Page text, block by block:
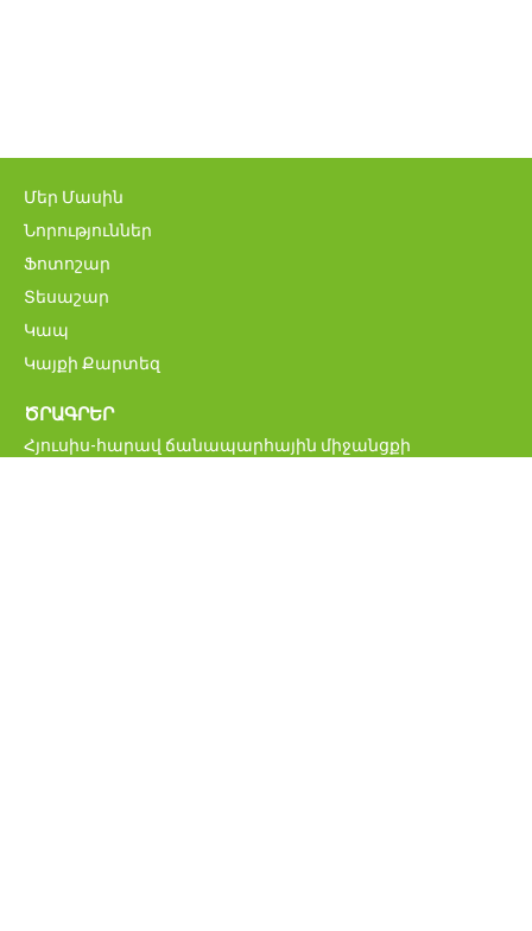
Մեր Մասին
Նորություններ
Ֆոտոշար
Տեսաշար
Կապ
Կայքի Քարտեզ
ԾՐԱԳՐԵՐ
Հյուսիս-հարավ ճանապարհային միջանցքի